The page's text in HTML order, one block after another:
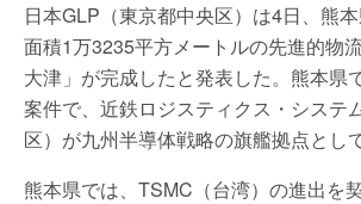
日本GLP（東京都中央区）は4日、熊
面積1万3235平方メートルの先進的物
大津」が完成したと発表した。熊本県
案件で、近鉄ロジスティクス・システ
区）が九州半導体戦略の旗艦拠点とし
熊本県では、TSMC（台湾）の進出を